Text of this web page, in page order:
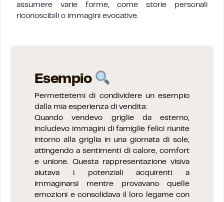
assumere varie forme, come storie personali
riconoscibili o immagini evocative.
Esempio
Permettetemi di condividere un esempio
dalla mia esperienza di vendita:
Quando vendevo griglie da esterno,
includevo immagini di famiglie felici riunite
intorno alla griglia in una giornata di sole,
attingendo a sentimenti di calore, comfort
e unione. Questa rappresentazione visiva
aiutava i potenziali acquirenti a
immaginarsi mentre provavano quelle
emozioni e consolidava il loro legame con